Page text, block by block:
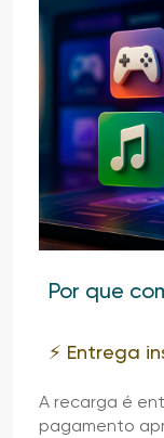
Por que
⚡ Entrega
A recarga é
pagamento